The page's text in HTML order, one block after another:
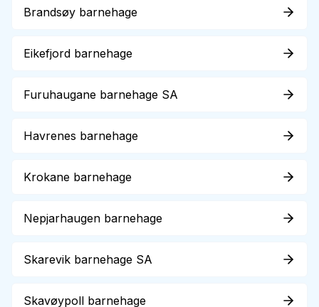
Brandsøy barnehage
Eikefjord barnehage
Furuhaugane barnehage SA
Havrenes barnehage
Krokane barnehage
Nepjarhaugen barnehage
Skarevik barnehage SA
Skavøypoll barnehage